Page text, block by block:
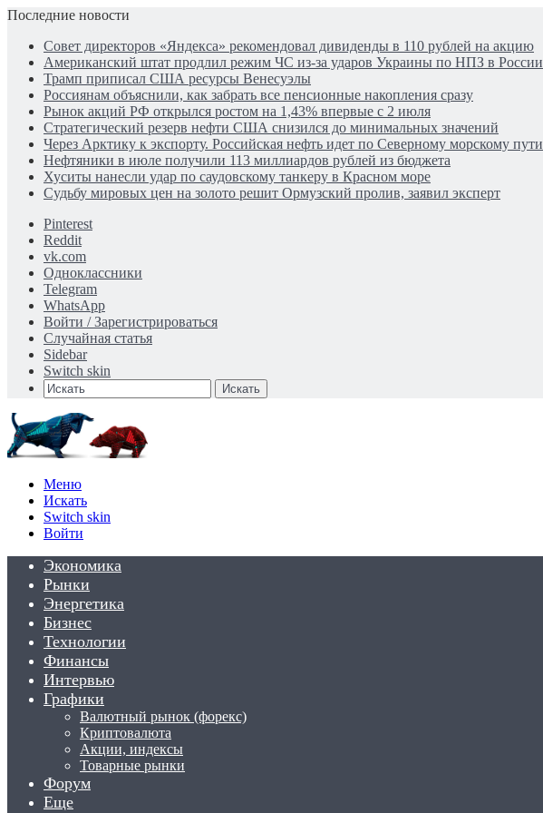
Последние новости
Совет директоров «Яндекса» рекомендовал дивиденды в 110 рублей на акцию
Американский штат продлил режим ЧС из-за ударов Украины по НПЗ в России
Трамп приписал США ресурсы Венесуэлы
Россиянам объяснили, как забрать все пенсионные накопления сразу
Рынок акций РФ открылся ростом на 1,43% впервые с 2 июля
Стратегический резерв нефти США снизился до минимальных значений
Через Арктику к экспорту. Российская нефть идет по Северному морскому пути
Нефтяники в июле получили 113 миллиардов рублей из бюджета
Хуситы нанесли удар по саудовскому танкеру в Красном море
Судьбу мировых цен на золото решит Ормузский пролив, заявил эксперт
Pinterest
Reddit
vk.com
Одноклассники
Telegram
WhatsApp
Войти / Зарегистрироваться
Случайная статья
Sidebar
Switch skin
Искать
Меню
Искать
Switch skin
Войти
Экономика
Рынки
Энергетика
Бизнес
Технологии
Финансы
Интервью
Графики
Валютный рынок (форекс)
Криптовалюта
Акции, индексы
Товарные рынки
Форум
Еще